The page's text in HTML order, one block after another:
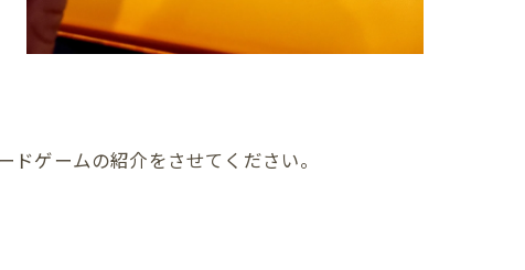
ゲームの紹介をさせてください。